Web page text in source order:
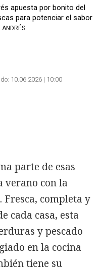
apuesta por bonito del
para potenciar el sabor
ANDRÉS
10.06.2026 | 10:00
parte de esas
verano con la
completa y
cada casa, esta
y pescado
en la cocina
tiene su